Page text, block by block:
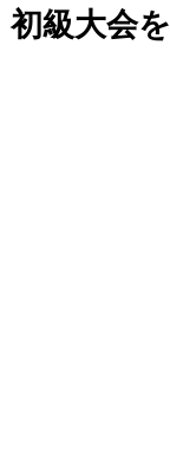
級大会を